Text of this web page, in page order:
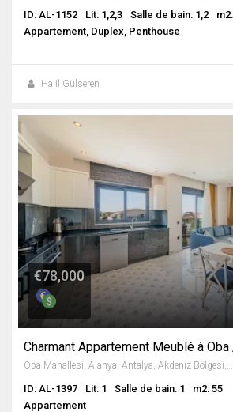
ID: AL-1152 Lit: 1,2,3 Salle de bain: 1,2
Appartement, Duplex, Penthouse
Halil Gülseren
€78,000
Charmant Appartement Meublé à
Oba Mahallesi, Alanya, Antalya, Akdeniz Bölgesi, 07460, Türkiye
ID: AL-1397 Lit: 1 Salle de bain: 1
m2: 55
Appartement